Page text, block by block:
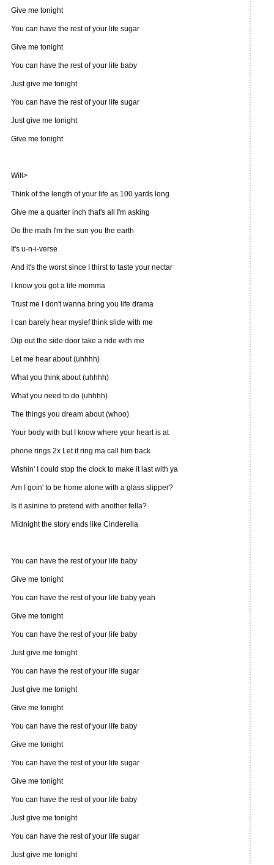
Give me tonight
You can have the rest of your life sugar
Give me tonight
You can have the rest of your life baby
Just give me tonight
You can have the rest of your life sugar
Just give me tonight
Give me tonight
Will>
Think of the length of your life as 100 yards long
Give me a quarter inch that's all I'm asking
Do the math I'm the sun you the earth
It's u-n-i-verse
And it's the worst since I thirst to taste your nectar
I know you got a life momma
Trust me I don't wanna bring you life drama
I can barely hear myslef think slide with me
Dip out the side door take a ride with me
Let me hear about (uhhhh)
What you think about (uhhhh)
What you need to do (uhhhh)
The things you dream about (whoo)
Your body with but I know where your heart is at
phone rings 2x Let it ring ma call him back
Wishin' I could stop the clock to make it last with ya
Am I goin' to be home alone with a glass slipper?
Is it asinine to pretend with another fella?
Midnight the story ends like Cinderella
You can have the rest of your life baby
Give me tonight
You can have the rest of your life baby yeah
Give me tonight
You can have the rest of your life baby
Just give me tonight
You can have the rest of your life sugar
Just give me tonight
Give me tonight
You can have the rest of your life baby
Give me tonight
You can have the rest of your life sugar
Give me tonight
You can have the rest of your life baby
Just give me tonight
You can have the rest of your life sugar
Just give me tonight